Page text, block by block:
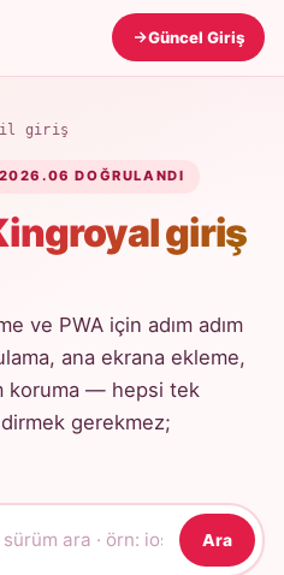
Güncel Giriş
giriş
DOĞRULANDI
giriş
ve PWA için adım adım
ana ekrana ekleme,
koruma — hepsi tek
gerekmez;
Ara